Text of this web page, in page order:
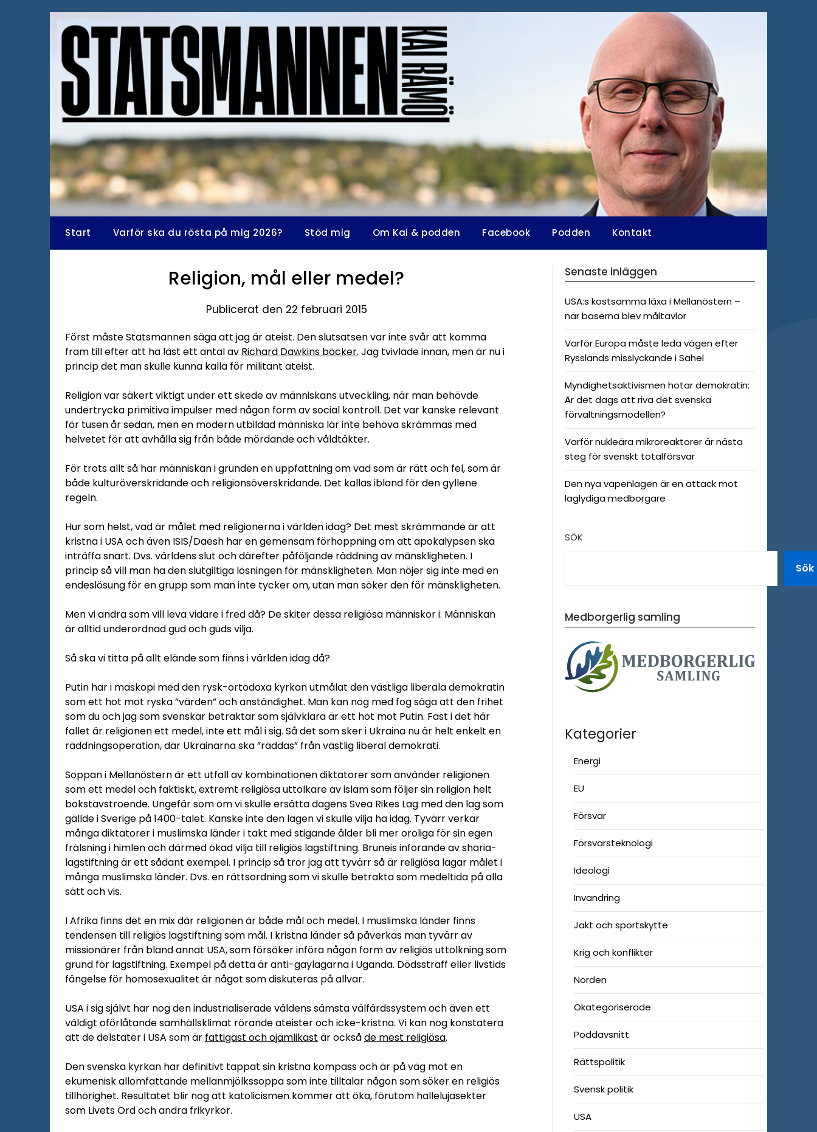
Start Varför ska du rösta på mig 2026? Stöd mig Om Kai & podden Facebook Podden Kontakt
Religion, mål eller medel?
Publicerat den 22 februari 2015
Först måste Statsmannen säga att jag är ateist. Den slutsatsen var inte svår att komma
fram till efter att ha läst ett antal av Richard Dawkins böcker. Jag tvivlade innan, men är nu i
princip det man skulle kunna kalla för militant ateist.
Religion var säkert viktigt under ett skede av människans utveckling, när man behövde
undertrycka primitiva impulser med någon form av social kontroll. Det var kanske relevant
för tusen år sedan, men en modern utbildad människa lär inte behöva skrämmas med
helvetet för att avhålla sig från både mördande och våldtäkter.
För trots allt så har människan i grunden en uppfattning om vad som är rätt och fel, som är
både kulturöverskridande och religionsöverskridande. Det kallas ibland för den gyllene
regeln.
Hur som helst, vad är målet med religionerna i världen idag? Det mest skrämmande är att
kristna i USA och även ISIS/Daesh har en gemensam förhoppning om att apokalypsen ska
inträffa snart. Dvs. världens slut och därefter påföljande räddning av mänskligheten. I
princip så vill man ha den slutgiltiga lösningen för mänskligheten. Man nöjer sig inte med en
endeslösung för en grupp som man inte tycker om, utan man söker den för mänskligheten.
Men vi andra som vill leva vidare i fred då? De skiter dessa religiösa människor i. Människan
är alltid underordnad gud och guds vilja.
Så ska vi titta på allt elände som finns i världen idag då?
Putin har i maskopi med den rysk-ortodoxa kyrkan utmålat den västliga liberala demokratin
som ett hot mot ryska ”värden” och anständighet. Man kan nog med fog säga att den frihet
som du och jag som svenskar betraktar som självklara är ett hot mot Putin. Fast i det här
fallet är religionen ett medel, inte ett mål i sig. Så det som sker i Ukraina nu är helt enkelt en
räddningsoperation, där Ukrainarna ska ”räddas” från västlig liberal demokrati.
Soppan i Mellanöstern är ett utfall av kombinationen diktatorer som använder religionen
som ett medel och faktiskt, extremt religiösa uttolkare av islam som följer sin religion helt
bokstavstroende. Ungefär som om vi skulle ersätta dagens Svea Rikes Lag med den lag som
gällde i Sverige på 1400-talet. Kanske inte den lagen vi skulle vilja ha idag. Tyvärr verkar
många diktatorer i muslimska länder i takt med stigande ålder bli mer oroliga för sin egen
frälsning i himlen och därmed ökad vilja till religiös lagstiftning. Bruneis införande av sharia-
lagstiftning är ett sådant exempel. I princip så tror jag att tyvärr så är religiösa lagar målet i
många muslimska länder. Dvs. en rättsordning som vi skulle betrakta som medeltida på alla
sätt och vis.
I Afrika finns det en mix där religionen är både mål och medel. I muslimska länder finns
tendensen till religiös lagstiftning som mål. I kristna länder så påverkas man tyvärr av
missionärer från bland annat USA, som försöker införa någon form av religiös uttolkning som
grund för lagstiftning. Exempel på detta är anti-gaylagarna i Uganda. Dödsstraff eller livstids
fängelse för homosexualitet är något som diskuteras på allvar.
USA i sig självt har nog den industrialiserade väldens sämsta välfärdssystem och även ett
väldigt oförlåtande samhällsklimat rörande ateister och icke-kristna. Vi kan nog konstatera
att de delstater i USA som är fattigast och ojämlikast är ocksåde mest religiösa.
Den svenska kyrkan har definitivt tappat sin kristna kompass och är på väg mot en
ekumenisk allomfattande mellanmjölkssoppa som inte tilltalar någon som söker en religiös
tillhörighet. Resultatet blir nog att katolicismen kommer att öka, förutom hallelujasekter
som Livets Ord och andra frikyrkor.
Senaste inläggen
USA:s kostsamma läxa i Mellanöstern –
när baserna blev måltavlor
Varför Europa måste leda vägen efter
Rysslands misslyckande i Sahel
Myndighetsaktivismen hotar demokratin:
Är det dags att riva det svenska
förvaltningsmodellen?
Varför nukleära mikroreaktorer är nästa
steg för svenskt totalförsvar
Den nya vapenlagen är en attack mot
laglydiga medborgare
SÖK
Sök
Medborgerlig samling
Kategorier
Energi
EU
Försvar
Försvarsteknologi
Ideologi
Invandring
Jakt och sportskytte
Krig och konflikter
Norden
Okategoriserade
Poddavsnitt
Rättspolitik
Svensk politik
USA